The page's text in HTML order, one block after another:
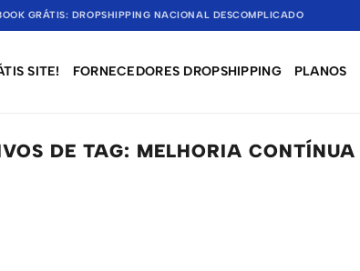
GRÁTIS: DROPSHIPPING NACIONAL DESCOMPLICADO
SITE! FORNECEDORES DROPSHIPPING PLANOS
DE TAG: MELHORIA CONTÍNUA